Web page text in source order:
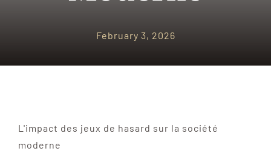
February 3, 2026
L'impact des jeux de hasard sur la société
moderne